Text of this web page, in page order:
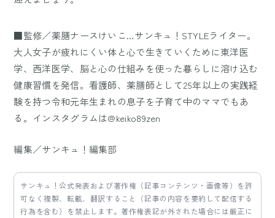
■監修／薬膳ナースけいこ…サンキュ！STYLEライター。
大人女子が疲れにくい体と心で生きていくために東洋医
学、西洋医学、脳と心の仕組みを使った暮らしに溶け込む
健康習慣を発信。看護師、薬膳師として25年以上の実践経
験を持つ令和元年生まれの息子を子育て中のママでもあ
る。インスタグラムは@keiko89zen
編集／サンキュ！編集部
サンキュ！公式発表および著作権（記事コンテンツ・画像等）を許
可なく複製、転載、翻訳すること（記事の内容を要約して配信する
行為を含む）を禁止します。著作権表記が外された場合には厳正に